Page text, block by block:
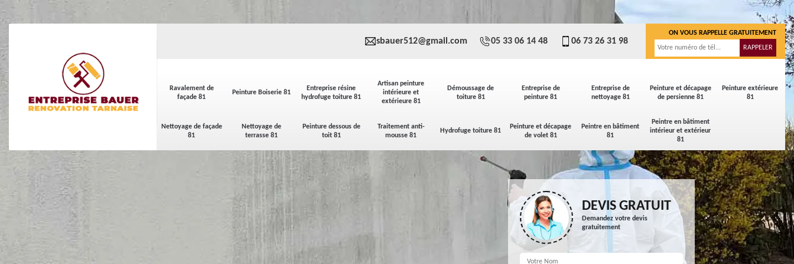
Ravalement de
façade 81
Peinture Boiserie 81
Entreprise résine
hydrofuge toiture 81
Artisan peinture
intérieure et
extérieure 81
Démoussage de
toiture 81
Entreprise de
peinture 81
Entreprise de
nettoyage 81
Peinture et décapage
de persienne 81
Peinture extérieure
81
Nettoyage de façade
81
Nettoyage de
terrasse 81
Peinture dessous de
toit 81
Traitement anti-
mousse 81
Hydrofuge toiture 81
Peinture et décapage
de volet 81
Peintre en bâtiment
81
Peintre en bâtiment
intérieur et extérieur
81
sbauer512@gmail.com 05 33 06 14 48 06 73 26 31 98
ON VOUS RAPPELLE GRATUITEMENT
DEVIS GRATUIT
Demandez votre devis
gratuitement